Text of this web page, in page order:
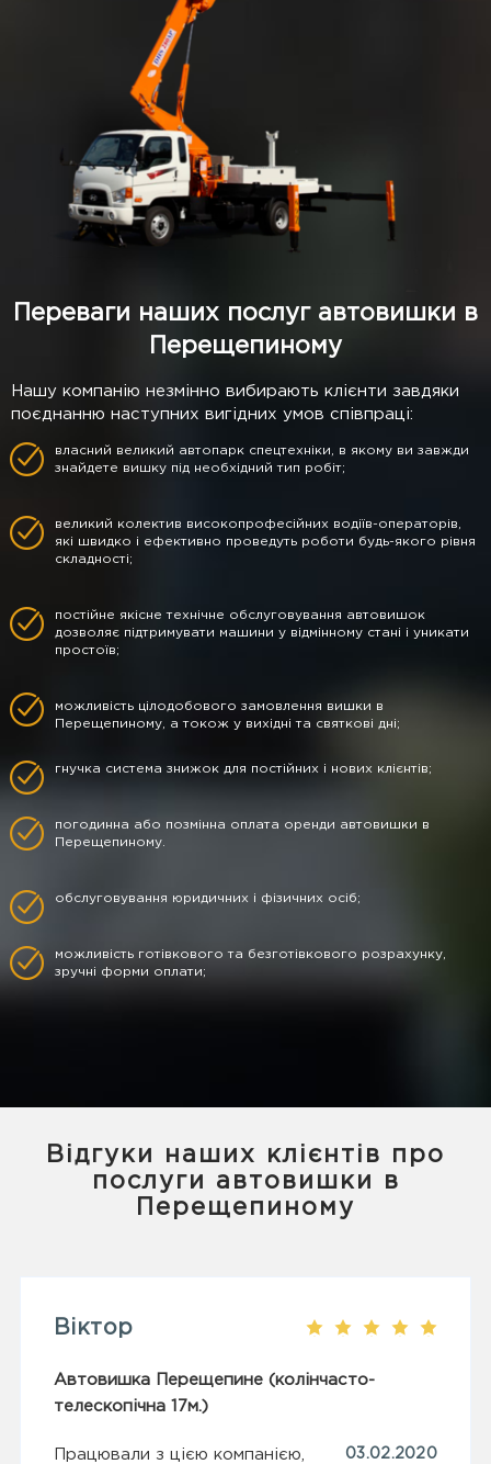
Переваги наших послуг автовишки в
Перещепиному
Нашу компанію незмінно вибирають клієнти завдяки
поєднанню наступних вигідних умов співпраці:
власний великий автопарк спецтехніки, в якому ви завжди
знайдете вишку під необхідний тип робіт;
великий колектив високопрофесійних водіїв-операторів,
які швидко і ефективно проведуть роботи будь-якого рівня
складності;
постійне якісне технічне обслуговування автовишок
дозволяє підтримувати машини у відмінному стані і уникати
простоїв;
можливість цілодобового замовлення вишки в
Перещепиному, а токож у вихідні та святкові дні;
гнучка система знижок для постійних і нових клієнтів;
погодинна або позмінна оплата оренди автовишки в
Перещепиному.
обслуговування юридичних і фізичних осіб;
можливість готівкового та безготівкового розрахунку,
зручні форми оплати;
Відгуки наших клієнтів про
послуги автовишки в
Перещепиному
Віктор
Автовишка Перещепине (колінчасто-
телескопічна 17м.)
03.02.2020
Працювали з цією компанією,